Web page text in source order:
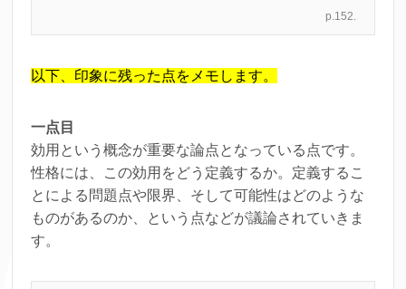
p.152.
以下、印象に残った点をメモします。
一点目
効用という概念が重要な論点となっている点です。
性格には、この効用をどう定義するか。定義するこ
とによる問題点や限界、そして可能性はどのような
ものがあるのか、という点などが議論されていきま
す。